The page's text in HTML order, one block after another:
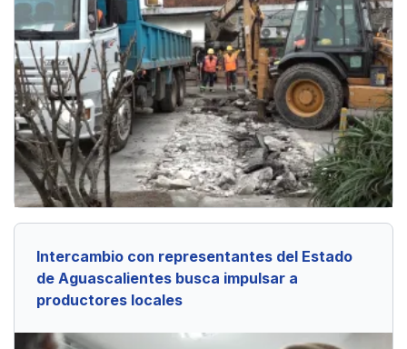
Intercambio con representantes del Estado
de Aguascalientes busca impulsar a
productores locales